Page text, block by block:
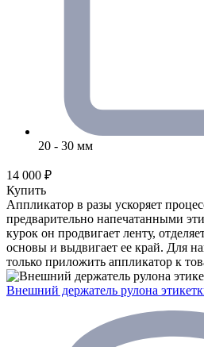
20 - 30 мм
14 000 ₽
Купить
Аппликатор в разы ускоряет
предварительно напечатанными
курок он продвигает ленту,
основы и выдвигает ее край. Для
только приложить аппликатор к
Внешний держатель рулона